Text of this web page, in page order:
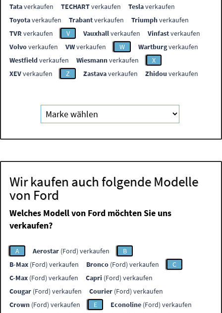
Tataverkaufen TECHARTverkaufen Teslaverkaufen
Toyotaverkaufen Trabantverkaufen Triumphverkaufen
TVR verkaufen V Vauxhallverkaufen Vinfastverkaufen
Volvoverkaufen VWverkaufen W Wartburgverkaufen
Westfieldverkaufen Wiesmannverkaufen
X
XEVverkaufen Z Zastavaverkaufen Zhidou verkaufen
Wir kaufen auch folgende Modelle
von Ford
Welches Modell von Ford möchten Sie uns
verkaufen?
A Aerostar (Ford) verkaufen
B
B-Max (Ford) verkaufen Bronco (Ford) verkaufen
C
C-Max (Ford) verkaufen Capri (Ford) verkaufen
Cougar (Ford) verkaufen Courier (Ford) verkaufen
Crown (Ford) verkaufen E Econoline (Ford) verkaufen